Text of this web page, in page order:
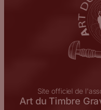
Site officiel de
Art du Timbre